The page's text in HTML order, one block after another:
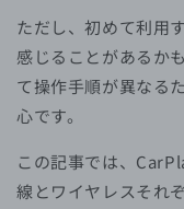
ただし、初めて利用
感じることがあるか
て操作手順が異なる
心です。
この記事では、
線とワイヤレスそれ